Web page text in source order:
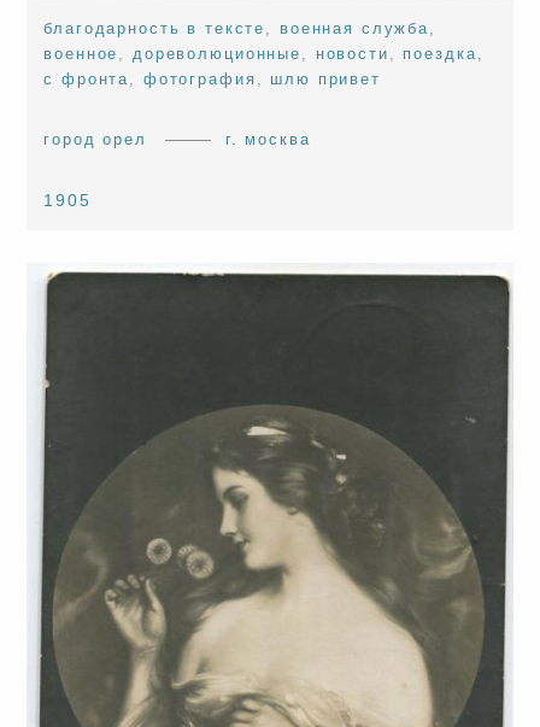
благодарность в тексте военная служба
военное
дореволюционные новости поездка
с фронта
фотография шлю привет
город орел г. москва
1905